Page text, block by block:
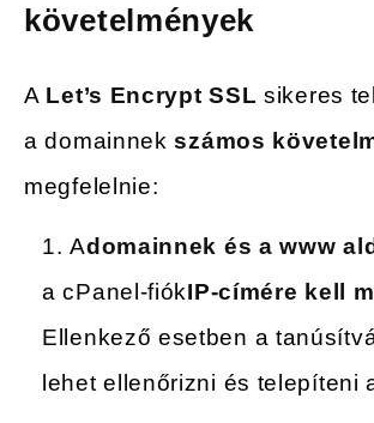
követelmények
A Let’s Encrypt SSL sikeres
a domainnekszámos
megfelelnie:
Adomainnek és a www
a cPanel-fiókIP-címére kell
Ellenkező esetben a
lehet ellenőrizni és telepíteni